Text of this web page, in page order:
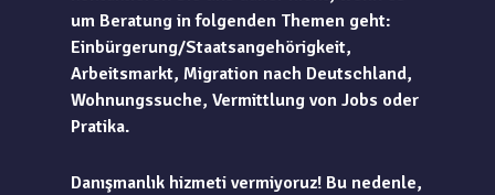
um Beratung in folgenden Themen geht:
Einbürgerung/Staatsangehörigkeit,
Arbeitsmarkt, Migration nach Deutschland,
Wohnungssuche, Vermittlung von Jobs oder
Pratika.
Danışmanlık hizmeti vermiyoruz! Bu nedenle,